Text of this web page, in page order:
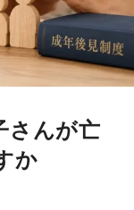
さんが亡
か